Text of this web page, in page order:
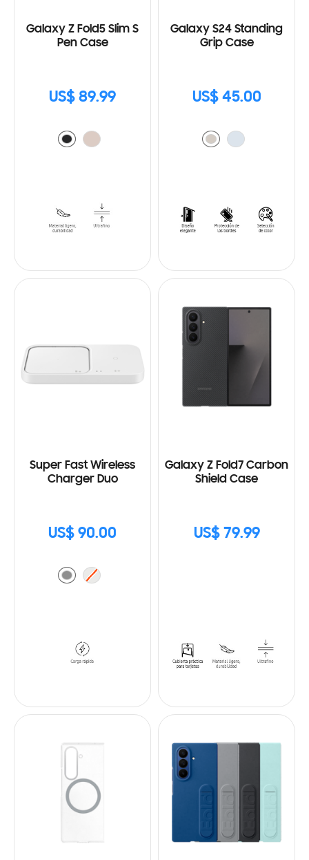
Galaxy Z Fold5 Slim S
Pen Case
US$ 89.99
Galaxy S24 Standing
Grip Case
US$ 45.00
Super Fast Wireless
Charger Duo
US$ 90.00
Galaxy Z Fold7 Carbon
Shield Case
US$ 79.99